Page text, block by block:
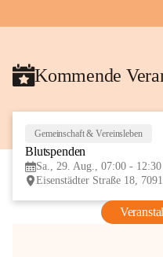
Kommende
Gemeinschaft & Vereinsleben
Blutspenden
Sa., 29. Aug., 07:00 - 12:30